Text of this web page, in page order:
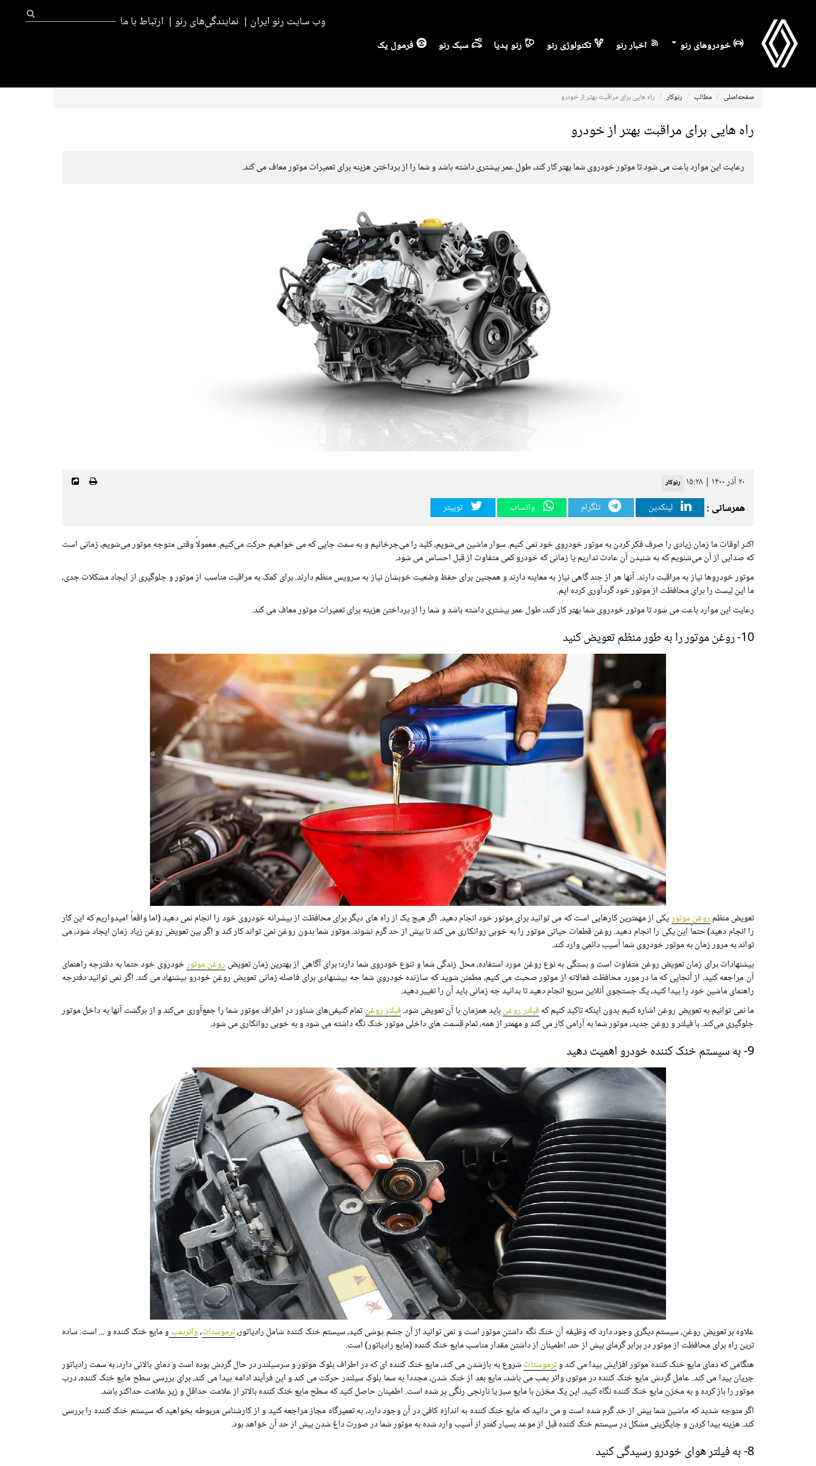
وب سایت رنو ایران نمایندگی‌های رنو ارتباط با ما
خودروهای رنو اخبار رنو تکنولوژی رنو رنو پدیا سبک رنو فرمول یک
صفحه‌اصلی مطالب رنوکار راه هایی برای مراقبت بهتر از خودرو
راه هایی برای مراقبت بهتر از خودرو
رعایت این موارد باعث می شود تا موتور خودروی شما بهتر کار کند، طول عمر بیشتری داشته باشد و شما را از پرداختن هزینه برای تعمیرات موتور معاف می کند.
۲۰ آذر ۱۴۰۰ | ۱۵:۲۸ رنوکار
همرسانی : لینکدین تلگرام واتساپ توییتر
اکثر اوقات ما زمان زیادی را صرف فکر کردن به موتور خودروی خود نمی کنیم. سوار ماشین می‌شویم، کلید را می‌چرخانیم و به سمت جایی که می خواهیم حرکت می‌کنیم. معمولاً وقتی متوجه موتور می‌شویم، زمانی است
که صدایی از آن می‌شنویم که به شنیدن آن عادت نداریم یا زمانی که خودرو کمی متفاوت از قبل احساس می شود.
موتور خودروها نیاز به مراقبت دارند. آنها هر از چند گاهی نیاز به معاینه دارند و همچنین برای حفظ وضعیت خوبشان نیاز به سرویس منظم دارند. برای کمک به مراقبت مناسب از موتور و جلوگیری از ایجاد مشکلات جدی،
ما این لیست را برای محافظت از موتور خود گردآوری کرده ایم.
رعایت این موارد باعث می شود تا موتور خودروی شما بهتر کار کند، طول عمر بیشتری داشته باشد و شما را از پرداختن هزینه برای تعمیرات موتور معاف می کند.
10- روغن موتوررا به طور منظم تعویض کنید
تعویض منظمروغن موتوریکی از مهمترین کارهایی است که می توانید برای موتور خود انجام دهید. اگر هیچ یک از راه های دیگر برای محافظت از پیشرانه خودروی خود را انجام نمی دهید (اما واقعاً امیدواریم که این کار
را انجام دهید) حتماً این یکی را انجام دهید. روغن قطعات حیاتی موتور را به خوبی روانکاری می کند تا بیش از حد گرم نشوند. موتور شما بدون روغن نمی تواند کار کند و اگر بین تعویض روغن زیاد زمان ایجاد شود، می
تواند به مرور زمان به موتور خودروی شما آسیب دائمی وارد کند.
پیشنهادات برای زمان تعویض روغن متفاوت است و بستگی به نوع روغن مورد استفاده، محل زندگی شما و تنوع خودروی شما دارد؛ برای آگاهی از بهترین زمان تعویض روغن موتورخودروی خود حتما به دفترچه راهنمای
آن مراجعه کنید. از آنجایی که ما در مورد محافظت فعالانه از موتور صحبت می کنیم، مطمئن شوید که سازنده خودروی شما چه پیشنهادی برای فاصله زمانی تعویض روغن خودرو پیشنهاد می کند. اگر نمی توانید دفترچه
راهنمای ماشین خود را پیدا کنید، یک جستجوی آنلاین سریع انجام دهید تا بدانید چه زمانی باید آن را تغییر دهید.
ما نمی توانیم به تعویض روغن اشاره کنیم بدون اینکه تاکید کنیم کهفیلتر روغنباید همزمان با آن تعویض شود.فیلتر روغنتمام کثیفی‌های شناور در اطراف موتور شما را جمع‌آوری می‌کند و از برگشت آنها به داخل موتور
جلوگیری می‌کند. با فیلتر و روغن جدید، موتور شما به آرامی کار می کند و مهمتر از همه، تمام قسمت های داخلی موتور خنک نگه داشته می شود و به خوبی روانکاری می شود.
9- به سیستم خنک کننده خودرو اهمیت دهید
علاوه بر تعویض روغن، سیستم دیگری وجود دارد که وظیفه آن خنک نگه داشتن موتور است و نمی توانید از آن چشم پوشی کنید، سیستم خنک کننده شامل رادیاتور،ترموستات،واترپمپو مایع خنک کننده و ... است. ساده
ترین راه برای محافظت از موتور در برابر گرمای بیش از حد، اطمینان از داشتن مقدار مناسب مایع خنک کننده (مایع رادیاتور) است.
هنگامی که دمای مایع خنک کننده موتور افزایش پیدا می کند وترموستاتشروع به بازشدن می کند، مایع خنک کننده ای که در اطراف بلوک موتور و سرسیلندر در حال گردش بوده است و دمای بالائی دارد، به سمت رادیاتور
جریان پیدا می کند. عامل گردش مایع خنک کننده در موتور، واتر پمپ می باشد، مایع بعد از خنک شدن، مجددا به سما بلوک سیلندر حرکت می کند و این فرآیند ادامه پیدا می کند. برای بررسی سطح مایع خنک کننده، درب
موتور را باز کرده و به مخزن مایع خنک کننده نگاه کنید. این یک مخزن با مایع سبز یا نارنجی رنگی پر شده است. اطمینان حاصل کنید که سطح مایع خنک کننده بالاتر از علامت حداقل و زیر علامت حداکثر باشد.
اگر متوجه شدید که ماشین شما بیش از حد گرم شده است و می دانید که مایع خنک کننده به اندازه کافی در آن وجود دارد، به تعمیرگاه مجاز مراجعه کنید و از کارشناس مربوطه بخواهید که سیستم خنک کننده را بررسی
کند. هزینه پیدا کردن و جایگزینی مشکل در سیستم خنک کننده قبل از موعد بسیار کمتر از آسیب وارد شده به موتور شما در صورت داغ شدن بیش از حد آن خواهد بود.
8- به فیلتر هوای خودرو رسیدگی کنید